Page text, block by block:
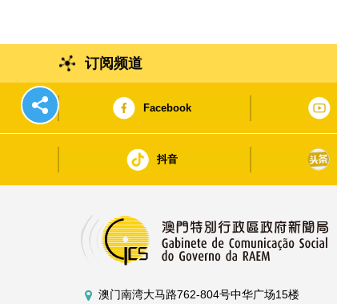
订阅频道
Facebook
抖音
澳门南湾大马路762-804号中华广场15楼